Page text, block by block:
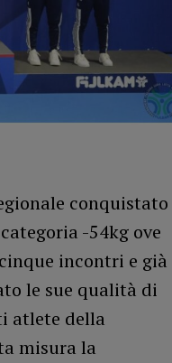
conquistato
-54kg ove
incontri e già
le sue qualità di
atlete della
misura la